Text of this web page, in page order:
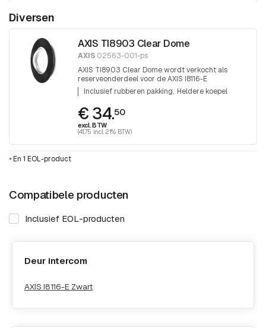
Diversen
AXIS TI8903 Clear Dome
AXIS 02563-001-ps
AXIS TI8903 Clear Dome wordt verkocht als
reserveonderdeel voor de AXIS I8116-E
netwerkvideo-intercom. 1 stuk
Inclusief rubberen pakking Heldere koepel
€ 34.50
excl. BTW
(41.75 incl. 21% BTW)
• En 1 EOL-product
Compatibele producten
Inclusief EOL-producten
Deur intercom
AXIS I8116-E Zwart